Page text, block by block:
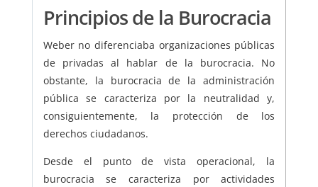
Principios de la Burocracia
Weber no diferenciaba organizaciones públicas
de privadas al hablar de la burocracia. No
obstante, la burocracia de la administración
pública se caracteriza por la neutralidad y,
consiguientemente, la protección de los
derechos ciudadanos.
Desde el punto de vista operacional, la
burocracia se caracteriza por actividades